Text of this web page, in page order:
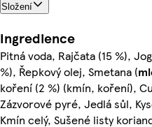
Složení
Ingredience
Pitná voda, Rajčata (15 %),
%), Řepkový olej, Smetana (
koření (2 %) (kmín, koření),
Zázvorové pyré, Jedlá sůl,
Kmín celý, Sušené listy